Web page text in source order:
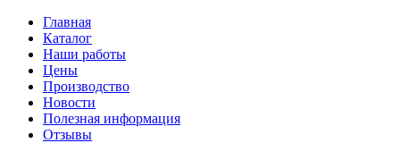
Главная
Каталог
Наши работы
Цены
Производство
Новости
Полезная информация
Отзывы